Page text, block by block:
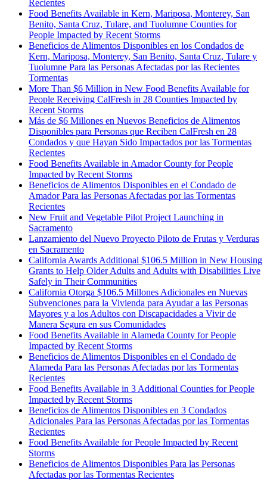
Recientes
Food Benefits Available in Kern, Mariposa, Monterey, San
Benito, Santa Cruz, Tulare, and Tuolumne Counties for
People Impacted by Recent Storms
Beneficios de Alimentos Disponibles en los Condados de
Kern, Mariposa, Monterey, San Benito, Santa Cruz, Tulare y
Tuolumne Para las Personas Afectadas por las Recientes
Tormentas
More Than $6 Million in New Food Benefits Available for
People Receiving CalFresh in 28 Counties Impacted by
Recent Storms
Más de $6 Millones en Nuevos Beneficios de Alimentos
Disponibles para Personas que Reciben CalFresh en 28
Condados y que Hayan Sido Impactados por las Tormentas
Recientes
Food Benefits Available in Amador County for People
Impacted by Recent Storms
Beneficios de Alimentos Disponibles en el Condado de
Amador Para las Personas Afectadas por las Tormentas
Recientes
New Fruit and Vegetable Pilot Project Launching in
Sacramento
Lanzamiento del Nuevo Proyecto Piloto de Frutas y Verduras
en Sacramento
California Awards Additional $106.5 Million in New Housing
Grants to Help Older Adults and Adults with Disabilities Live
Safely in Their Communities
California Otorga $106.5 Millones Adicionales en Nuevas
Subvenciones para la Vivienda para Ayudar a las Personas
Mayores y a los Adultos con Discapacidades a Vivir de
Manera Segura en sus Comunidades
Food Benefits Available in Alameda County for People
Impacted by Recent Storms
Beneficios de Alimentos Disponibles en el Condado de
Alameda Para las Personas Afectadas por las Tormentas
Recientes
Food Benefits Available in 3 Additional Counties for People
Impacted by Recent Storms
Beneficios de Alimentos Disponibles en 3 Condados
Adicionales Para las Personas Afectadas por las Tormentas
Recientes
Food Benefits Available for People Impacted by Recent
Storms
Beneficios de Alimentos Disponibles Para las Personas
Afectadas por las Tormentas Recientes